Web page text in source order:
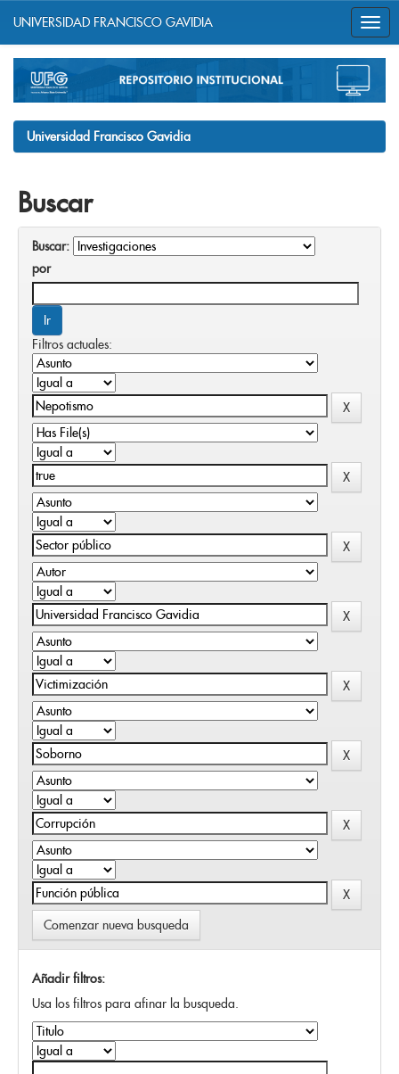
navigation
UNIVERSIDAD FRANCISCO GAVIDIA
Universidad Francisco Gavidia
Buscar
Buscar:
por
Filtros actuales:
Comenzar nueva busqueda
Añadir filtros:
Usa los filtros para afinar la busqueda.